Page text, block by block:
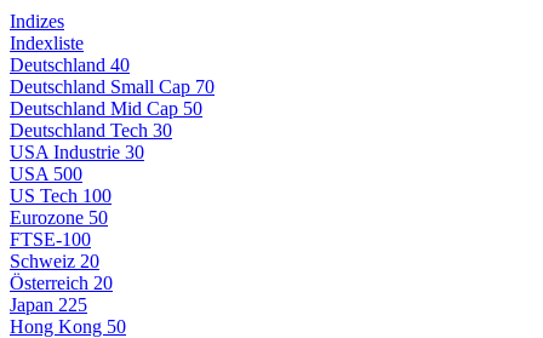
Indizes
Indexliste
Deutschland 40
Deutschland Small Cap 70
Deutschland Mid Cap 50
Deutschland Tech 30
USA Industrie 30
USA 500
US Tech 100
Eurozone 50
FTSE-100
Schweiz 20
Österreich 20
Japan 225
Hong Kong 50